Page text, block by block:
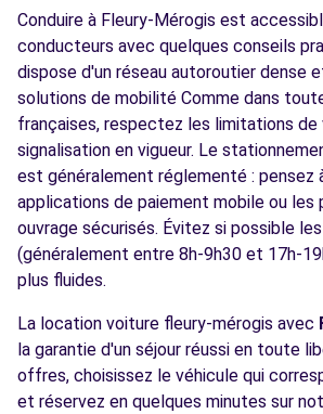
Conduire à Fleury-Mérogis est
conducteurs avec quelques conseils
dispose d'un réseau autoroutier dense
solutions de mobilité Comme dans
françaises, respectez les limitations
signalisation en vigueur. Le
est généralement réglementé : pensez
applications de paiement mobile ou les
ouvrage sécurisés. Évitez si possible
(généralement entre 8h-9h30 et 17h-
plus fluides.
La location voiture fleury-mérogis avec
la garantie d'un séjour réussi en toute
offres, choisissez le véhicule qui
et réservez en quelques minutes sur